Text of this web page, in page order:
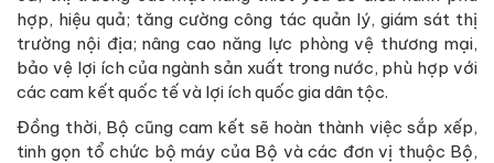
hợp, hiệu quả; tăng cường công tác quản lý, giám sát thị
trường nội địa; nâng cao năng lực phòng vệ thương mại,
bảo vệ lợi ích của ngành sản xuất trong nước, phù hợp với
các cam kết quốc tế và lợi ích quốc gia dân tộc.
Đồng thời, Bộ cũng cam kết sẽ hoàn thành việc sắp xếp,
tinh gọn tổ chức bộ máy của Bộ và các đơn vị thuộc Bộ,